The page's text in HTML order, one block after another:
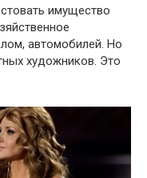
имущество
автомобилей. Но
художников. Это